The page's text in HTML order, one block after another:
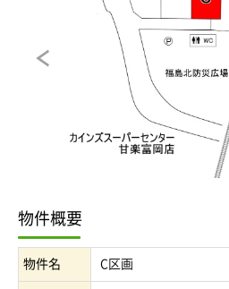
物件概要
物件名 C区画